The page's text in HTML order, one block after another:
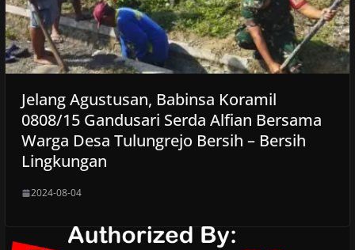
Jelang Agustusan, Babinsa Koramil
0808/15 Gandusari Serda Alfian Bersama
Warga Desa Tulungrejo Bersih – Bersih
Lingkungan
2024-08-04